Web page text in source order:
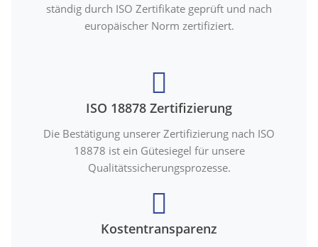
ständig durch ISO Zertifikate geprüft und nach
europäischer Norm zertifiziert.
ISO 18878 Zertifizierung
Die Bestätigung unserer Zertifizierung nach ISO
18878 ist ein Gütesiegel für unsere
Qualitätssicherungsprozesse.
Kostentransparenz